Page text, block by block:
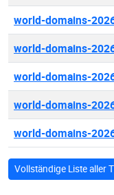
world-domains-
world-domains-
world-domains-
world-domains-
world-domains-
Vollständige Liste aller